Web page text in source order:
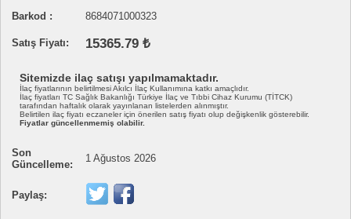
Barkod :
8684071000323
Satış Fiyatı: 15365.79 ₺
Sitemizde ilaç satışı yapılmamaktadır.
İlaç fiyatlarının belirtilmesi Akılcı İlaç Kullanımına katkı amaçlıdır.
İlaç fiyatları TC Sağlık Bakanlığı Türkiye İlaç ve Tıbbi Cihaz Kurumu (TİTCK)
tarafından haftalık olarak yayınlanan listelerden alınmıştır.
Belirtilen ilaç fiyatı eczaneler için önerilen satış fiyatı olup değişkenlik gösterebilir.
Fiyatlar güncellenmemiş olabilir.
Son
Güncelleme:
1 Ağustos 2026
Paylaş: